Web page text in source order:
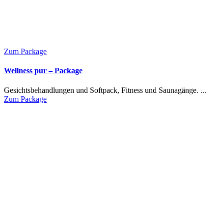
Zum Package
Wellness pur – Package
Gesichtsbehandlungen und Softpack, Fitness und Saunagänge. ...
Zum Package